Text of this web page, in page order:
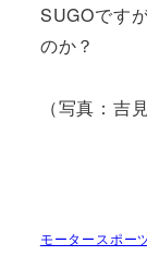
SUGOです
のか？
（写真：吉
モータースポー